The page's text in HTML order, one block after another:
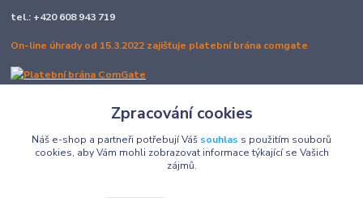
tel.: +420 608 943 719
On-line úhrady od 15.3.2022 zajišťuje platební brána comgate
Zpracování cookies
Náš e-shop a partneři potřebují Váš souhlas s použitím souborů
cookies, aby Vám mohli zobrazovat informace týkající se Vašich
zájmů.